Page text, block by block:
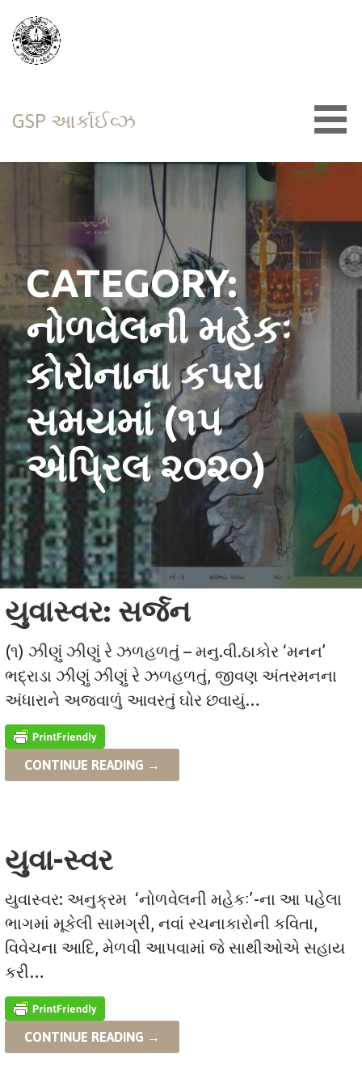
content
GSP આર્કાઈવ્ઝ
CATEGORY:
નોળવેલની મહેકઃ
કોરોનાના કપરા
સમયમાં (૧૫
એપ્રિલ ૨૦૨૦)
યુવાસ્વર: સર્જન
(૧) ઝીણું ઝીણું રે ઝળહળતું – મનુ.વી.ઠાકોર ‘મનન’
ભદ્રાડા ઝીણું ઝીણું રે ઝળહળતું, જીવણ અંતરમનના
અંધારાને અજવાળું આવરતું ઘોર છવાયું…
CONTINUE READING →
યુવા-સ્વર
યુવાસ્વર: અનુક્રમ ‘નોળવેલની મહેકઃ’-ના આ પહેલા
ભાગમાં મૂકેલી સામગ્રી, નવાં રચનાકારોની કવિતા,
વિવેચના આદિ, મેળવી આપવામાં જે સાથીઓએ સહાય
કરી…
CONTINUE READING →